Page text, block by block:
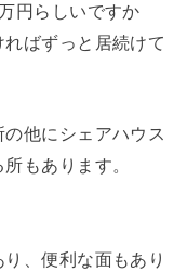
円らしいですか
ばずっと居続けて
他にシェアハウス
もあります。
、便利な面もあり